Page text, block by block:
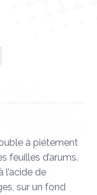
à piétement
feuilles d’arums.
l’acide de
sur un fond